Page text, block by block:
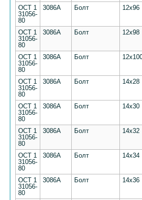
ОСТ 1
31056-
80
3086А Болт 12х96
ОСТ 1
31056-
80
3086А Болт 12х98
ОСТ 1
31056-
80
3086А Болт
ОСТ 1
31056-
80
3086А Болт 14х28
ОСТ 1
31056-
80
3086А Болт 14х30
ОСТ 1
31056-
80
3086А Болт 14х32
ОСТ 1
31056-
80
3086А Болт 14х34
ОСТ 1
31056-
80
3086А Болт 14х36